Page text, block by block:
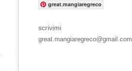
great.mangiaregreco
scrivimi
great.mangiaregreco@gmail.com